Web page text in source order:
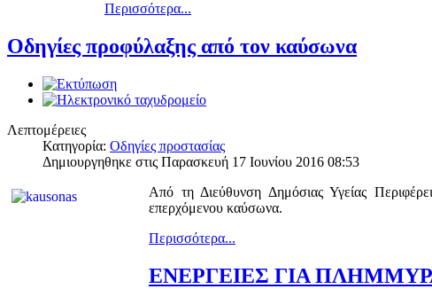
Περισσότερα...
Οδηγίες προφύλαξης από τον καύσωνα
Λεπτομέρειες
Κατηγορία: Οδηγίες προστασίας
Δημιουργηθηκε στις Παρασκευή 17 Ιουνίου 2016 08:53
Από τη Διεύθυνση Δημόσιας Υγείας
επερχόμενου καύσωνα.
Περισσότερα...
ΕΝΕΡΓΕΙΕΣ ΓΙΑ